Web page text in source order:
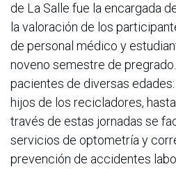
de La Salle fue la encargada
la valoración de los
de personal médico y
noveno semestre de
pacientes de diversas
hijos de los recicladores,
través de estas jornadas se
servicios de optometría y
prevención de accidentes